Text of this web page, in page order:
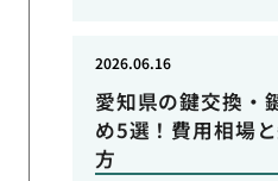
愛知県の鍵交換・
め5選！費用相場
方
2026.06.16